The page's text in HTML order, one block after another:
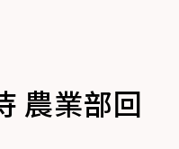
農業部回